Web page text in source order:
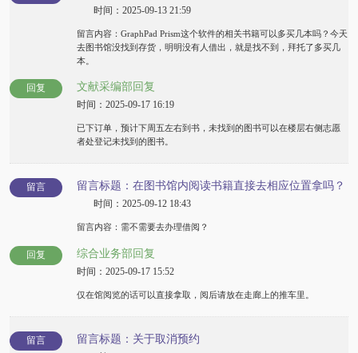
时间：2025-09-13 21:59
留言内容：GraphPad Prism这个软件的相关书籍可以多买几本吗？今天
去图书馆没找到存货，明明没有人借出，就是找不到，拜托了多买几
本。
回复 文献采编部回复
时间：2025-09-17 16:19
已下订单，预计下周五左右到书，未找到的图书可以在楼层右侧志愿
者处登记未找到的图书。
留言 留言标题：在图书馆内阅读书籍直接去相应位置拿吗？
时间：2025-09-12 18:43
留言内容：需不需要去办理借阅？
回复 综合业务部回复
时间：2025-09-17 15:52
仅在馆阅览的话可以直接拿取，阅后请放在走廊上的推车里。
留言 留言标题：关于取消预约